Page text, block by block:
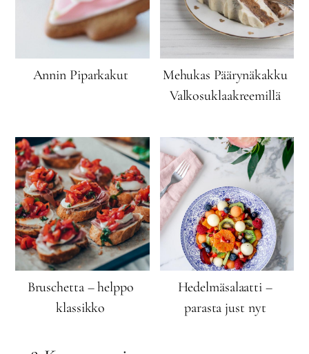
Annin Piparkakut
Mehukas Päärynäkakku
Valkosuklaakreemillä
Bruschetta – helppo
klassikko
Hedelmäsalaatti –
parasta just nyt